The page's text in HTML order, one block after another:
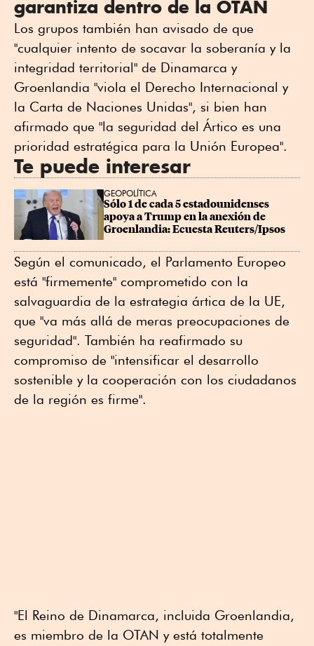
garantiza dentro de la OTAN
Los grupos también han avisado de que
"cualquier intento de socavar la soberanía y la
integridad territorial" de Dinamarca y
Groenlandia "viola el Derecho Internacional y
la Carta de Naciones Unidas", si bien han
afirmado que "la seguridad del Ártico es una
prioridad estratégica para la Unión Europea".
Te puede interesar
GEOPOLÍTICA
Sólo 1 de cada 5 estadounidenses
apoya a Trump en la anexión de
Groenlandia: Ecuesta Reuters/Ipsos
Según el comunicado, el Parlamento Europeo
está "firmemente" comprometido con la
salvaguardia de la estrategia ártica de la UE,
que "va más allá de meras preocupaciones de
seguridad". También ha reafirmado su
compromiso de "intensificar el desarrollo
sostenible y la cooperación con los ciudadanos
de la región es firme".
"El Reino de Dinamarca, incluida Groenlandia,
es miembro de la OTAN y está totalmente